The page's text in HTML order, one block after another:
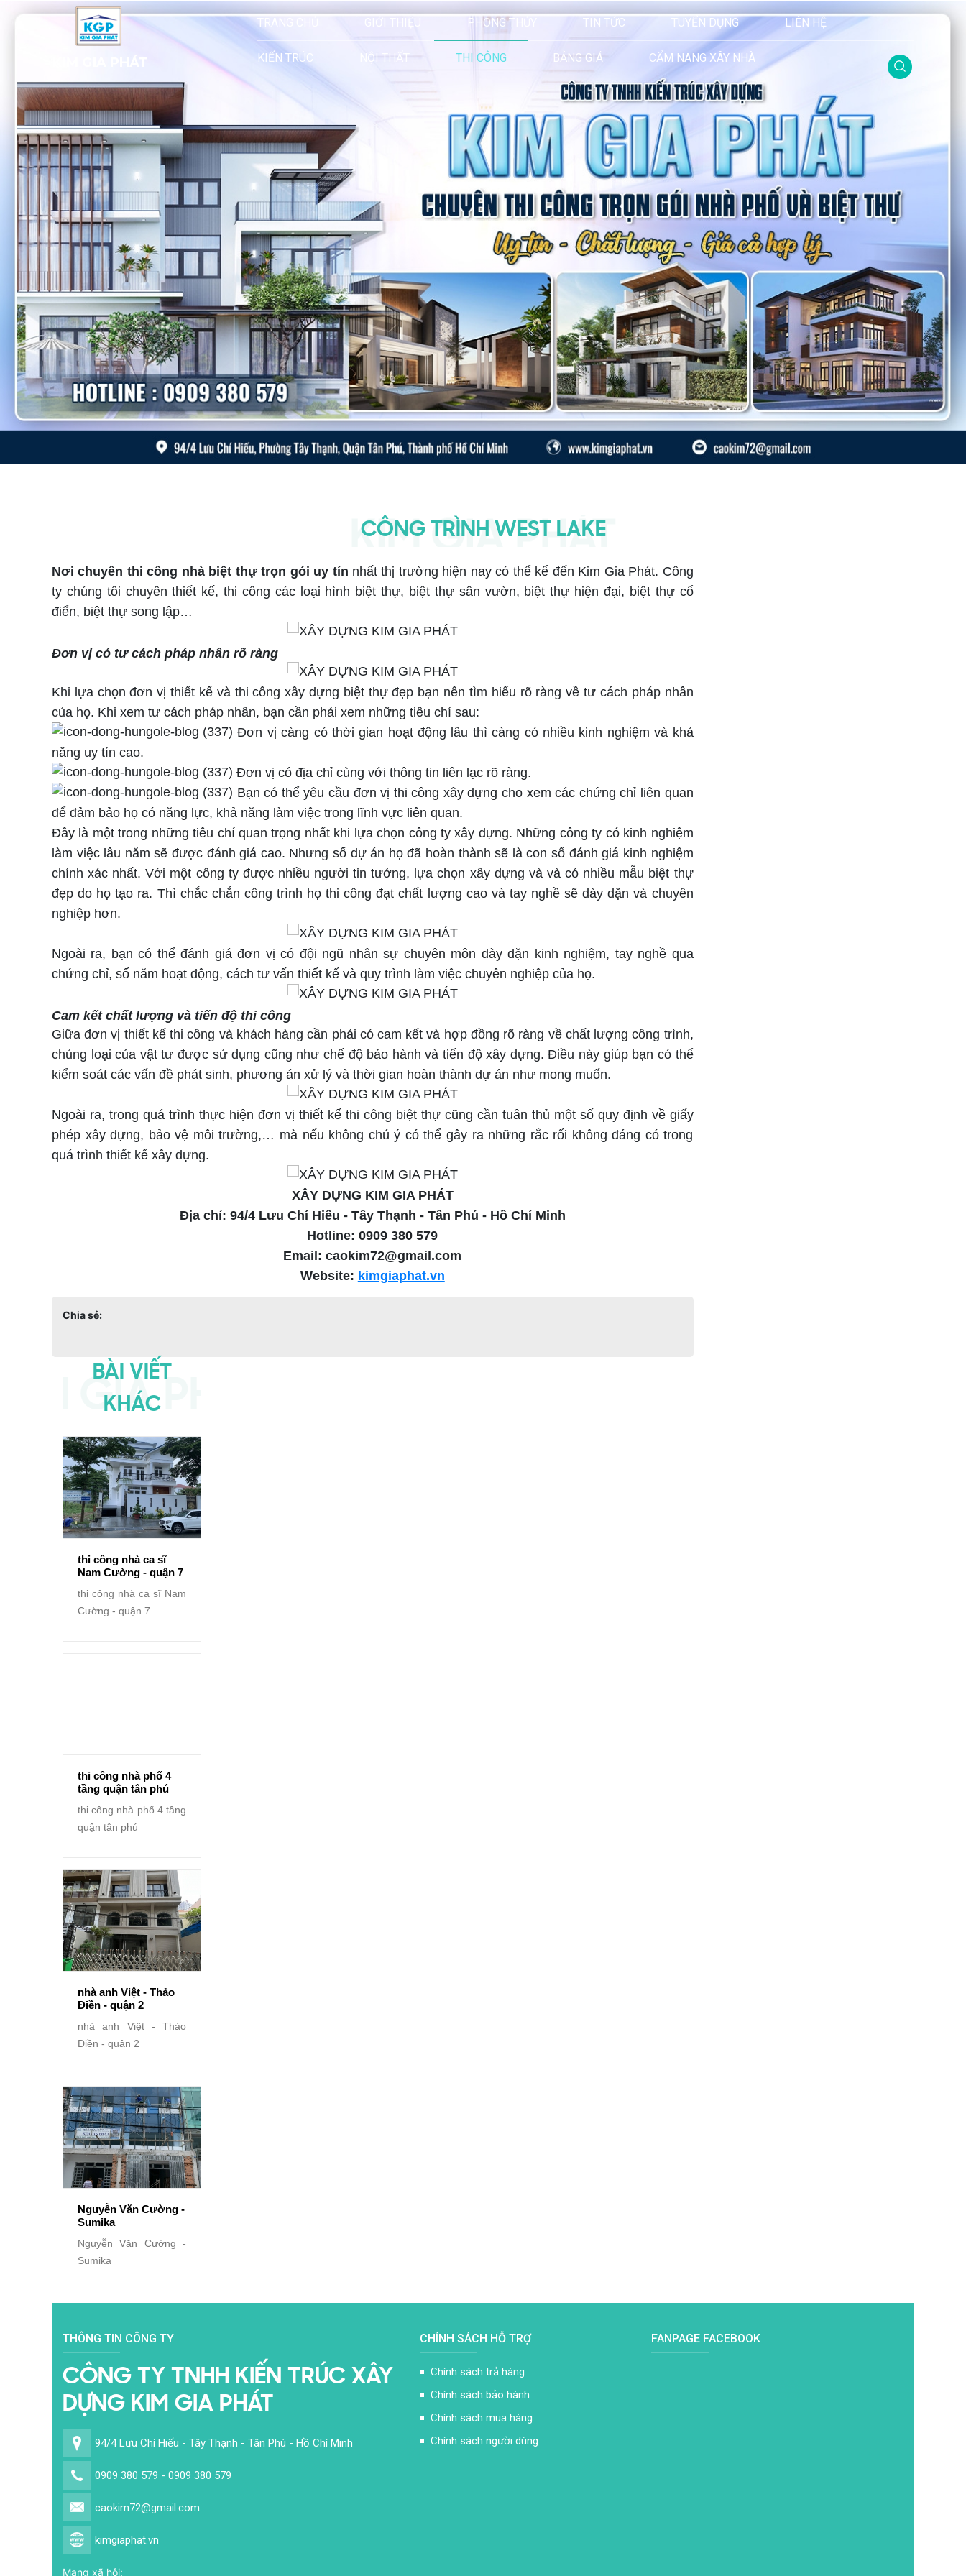
TRANG CHỦ GIỚI THIỆU PHONG THỦY TIN TỨC TUYỂN DỤNG LIÊN HỆ
KIẾN TRÚC NỘI THẤT THI CÔNG BẢNG GIÁ CẨM NANG XÂY NHÀ
CÔNG TRÌNH WEST LAKE
Nơi chuyên thi công nhà biệt thự trọn gói uy tín nhất thị trường hiện nay có thể kể đến Kim Gia Phát. Công
ty chúng tôi chuyên thiết kế, thi công các loại hình biệt thự, biệt thự sân vườn, biệt thự hiện đại, biệt thự cổ
điển, biệt thự song lập…
Đơn vị có tư cách pháp nhân rõ ràng
Khi lựa chọn đơn vị thiết kế và thi công xây dựng biệt thự đẹp bạn nên tìm hiểu rõ ràng về tư cách pháp nhân
của họ. Khi xem tư cách pháp nhân, bạn cần phải xem những tiêu chí sau:
Đơn vị càng có thời gian hoạt động lâu thì càng có nhiều kinh nghiệm và khả
năng uy tín cao.
Đơn vị có địa chỉ cùng với thông tin liên lạc rõ ràng.
Bạn có thể yêu cầu đơn vị thi công xây dựng cho xem các chứng chỉ liên quan
để đảm bảo họ có năng lực, khả năng làm việc trong lĩnh vực liên quan.
Đây là một trong những tiêu chí quan trọng nhất khi lựa chọn công ty xây dựng. Những công ty có kinh nghiệm
làm việc lâu năm sẽ được đánh giá cao. Nhưng số dự án họ đã hoàn thành sẽ là con số đánh giá kinh nghiệm
chính xác nhất. Với một công ty được nhiều người tin tưởng, lựa chọn xây dựng và và có nhiều mẫu biệt thự
đẹp do họ tạo ra. Thì chắc chắn công trình họ thi công đạt chất lượng cao và tay nghề sẽ dày dặn và chuyên
nghiệp hơn.
Ngoài ra, bạn có thể đánh giá đơn vị có đội ngũ nhân sự chuyên môn dày dặn kinh nghiệm, tay nghề qua
chứng chỉ, số năm hoạt động, cách tư vấn thiết kế và quy trình làm việc chuyên nghiệp của họ.
Cam kết chất lượng và tiến độ thi công
Giữa đơn vị thiết kế thi công và khách hàng cần phải có cam kết và hợp đồng rõ ràng về chất lượng công trình,
chủng loại của vật tư được sử dụng cũng như chế độ bảo hành và tiến độ xây dựng. Điều này giúp bạn có thể
kiểm soát các vấn đề phát sinh, phương án xử lý và thời gian hoàn thành dự án như mong muốn.
Ngoài ra, trong quá trình thực hiện đơn vị thiết kế thi công biệt thự cũng cần tuân thủ một số quy định về giấy
phép xây dựng, bảo vệ môi trường,… mà nếu không chú ý có thể gây ra những rắc rối không đáng có trong
quá trình thiết kế xây dựng.
XÂY DỰNG KIM GIA PHÁT
Địa chỉ: 94/4 Lưu Chí Hiếu - Tây Thạnh - Tân Phú - Hồ Chí Minh
Hotline:0909 380 579
Email:caokim72@gmail.com
Website: kimgiaphat.vn
Chia sẻ:
BÀI VIẾT
KHÁC
thi công nhà ca sĩ
Nam Cường - quận 7
thi công nhà ca sĩ Nam
Cường - quận 7
thi công nhà phố 4
tầng quận tân phú
thi công nhà phố 4 tầng
quận tân phú
nhà anh Việt - Thảo
Điền - quận 2
nhà anh Việt - Thảo
Điền - quận 2
Nguyễn Văn Cường -
Sumika
Nguyễn Văn Cường -
Sumika
THÔNG TIN CÔNG TY
CÔNG TY TNHH KIẾN TRÚC XÂY
DỰNG KIM GIA PHÁT
94/4 Lưu Chí Hiếu - Tây Thạnh - Tân Phú - Hồ Chí Minh
0909 380 579 - 0909 380 579
caokim72@gmail.com
kimgiaphat.vn
CHÍNH SÁCH HỖ TRỢ
Chính sách trả hàng
Chính sách bảo hành
Chính sách mua hàng
Chính sách người dùng
FANPAGE FACEBOOK